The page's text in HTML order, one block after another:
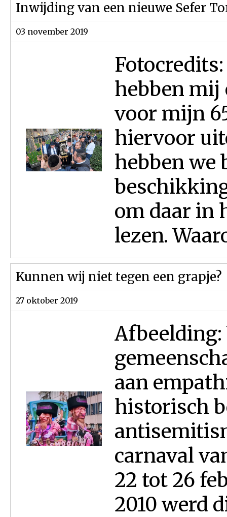
Inwijding van een nieuwe Sefer
03 november 2019
hebben mij
voor mijn
hiervoor
hebben we
om daar in
lezen.
Kunnen wij niet tegen een grapje?
27 oktober 2019
Afbeelding:
aan
historisch
carnaval
22 tot 26
2010 werd